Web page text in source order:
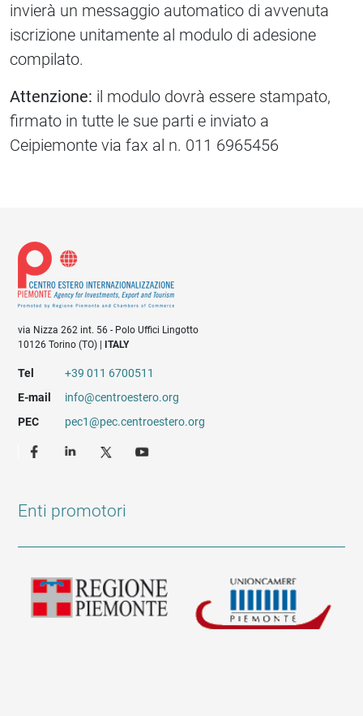
invierà un messaggio automatico di avvenuta
iscrizione unitamente al modulo di adesione
compilato.
Attenzione: il modulo dovrà essere stampato,
firmato in tutte le sue parti e inviato a
Ceipiemonte via fax al n. 011 6965456
via Nizza 262 int. 56 - Polo Uffici Lingotto
10126 Torino (TO) |
ITALY
Tel
+39 011 6700511
E-mail
info@centroestero.org
PEC
pec1@pec.centroestero.org
Enti promotori